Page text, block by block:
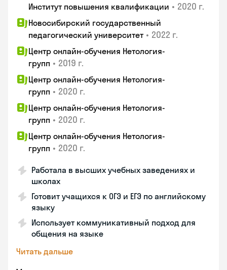
Институт повышения квалификации • 2020 г.
Новосибирский государственный
педагогический университет • 2022 г.
Центр онлайн-обучения Нетология-
групп • 2019 г.
Центр онлайн-обучения Нетология-
групп • 2020 г.
Центр онлайн-обучения Нетология-
групп • 2020 г.
Центр онлайн-обучения Нетология-
групп • 2020 г.
Работала в высших учебных заведениях и
школах
Готовит учащихся к ОГЭ и ЕГЭ по английскому
языку
Использует коммуникативный подход для
общения на языке
Читать дальше